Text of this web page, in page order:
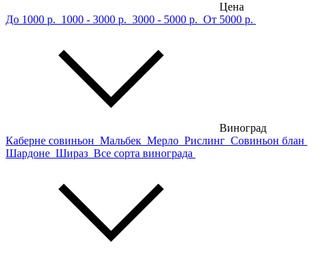
Цена
До 1000 р. 1000 - 3000 р. 3000 - 5000 р. От 5000 р.
Виноград
Каберне совиньон Мальбек Мерло Рислинг Совиньон блан
Шардоне Шираз Все сорта винограда